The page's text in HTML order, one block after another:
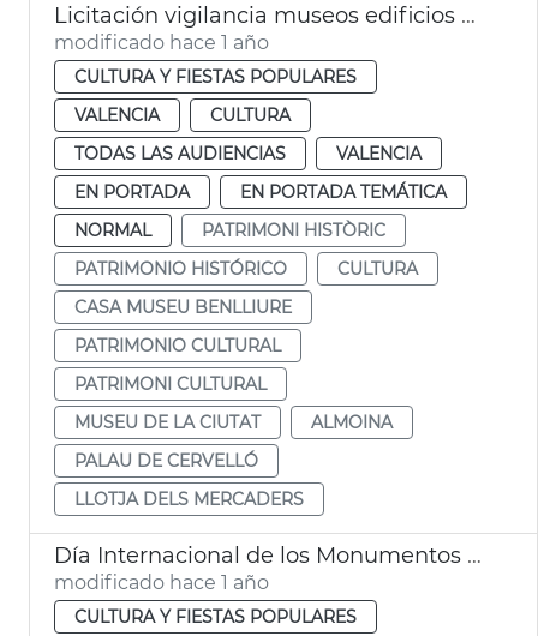
Licitación vigilancia museos edificios históricos municipales València
modificado hace 1 año
CULTURA Y FIESTAS POPULARES
VALENCIA
CULTURA
TODAS LAS AUDIENCIAS
VALENCIA
EN PORTADA
EN PORTADA TEMÁTICA
NORMAL
PATRIMONI HISTÒRIC
PATRIMONIO HISTÓRICO
CULTURA
CASA MUSEU BENLLIURE
PATRIMONIO CULTURAL
PATRIMONI CULTURAL
MUSEU DE LA CIUTAT
ALMOINA
PALAU DE CERVELLÓ
LLOTJA DELS MERCADERS
Día Internacional de los Monumentos y Sitios
modificado hace 1 año
CULTURA Y FIESTAS POPULARES